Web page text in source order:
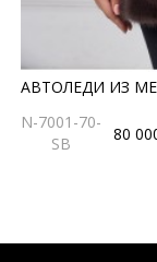
АВТОЛЕДИ ИЗ
N-7001-70-
SB
80